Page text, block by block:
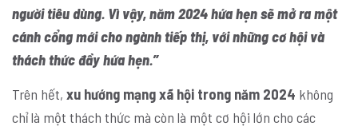
người tiêu dùng. Vì vậy, năm 2024 hứa hẹn sẽ mở ra một
cánh cổng mới cho ngành tiếp thị, với những cơ hội và
thách thức đầy hứa hẹn.”
Trên hết, xu hướng mạng xã hội trong năm 2024 không
chỉ là một thách thức mà còn là một cơ hội lớn cho các